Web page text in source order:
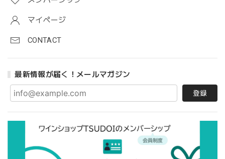
マイページ
CONTACT
最新情報が届く！メールマガジン
登録